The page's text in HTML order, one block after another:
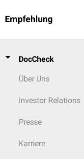
Empfehlung
DocCheck
Über Uns
Investor Relations
Presse
Karriere